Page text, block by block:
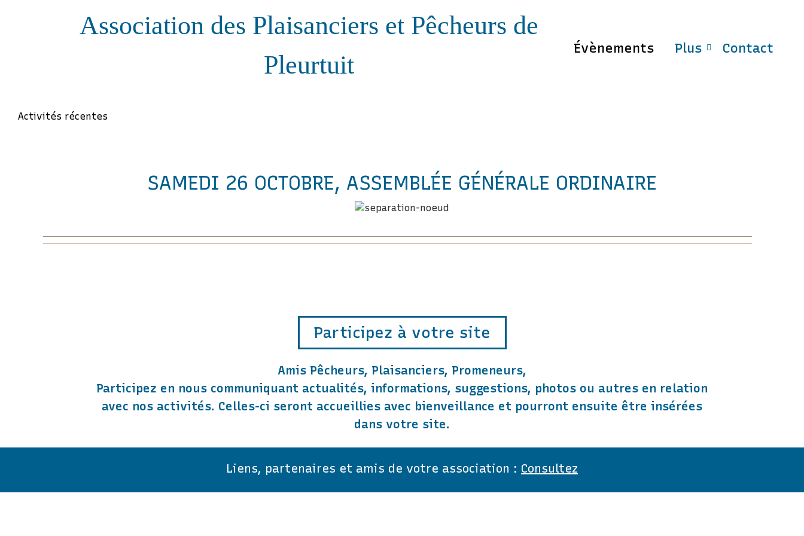
Association des Plaisanciers et Pêcheurs de
Pleurtuit
Évènements Plus Contact
Activités récentes
SAMEDI 26 OCTOBRE, ASSEMBLÉE GÉNÉRALE ORDINAIRE
Participez à votre site
Amis Pêcheurs, Plaisanciers, Promeneurs,
Participez en nous communiquant actualités, informations, suggestions, photos ou autres en relation
avec nos activités. Celles-ci seront accueillies avec bienveillance et pourront ensuite être insérées
dans votre site.
Liens, partenaires et amis de votre association : Consultez